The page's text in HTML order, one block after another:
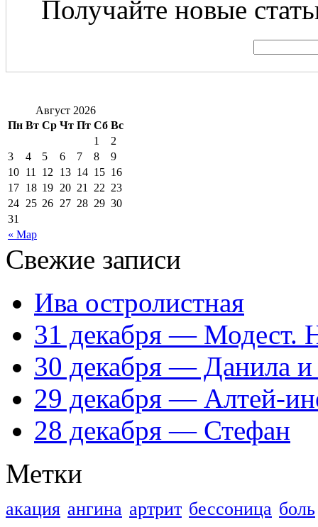
Получайте новые
Август 2026
Пн Вт Ср Чт Пт Сб Вс
« Мар
1
2
3
4 5 6 7 8
9
10 11 12 13 14 15 16
17 18 19 20 21 22 23
24 25 26 27 28 29 30
31
Свежие записи
Ива остролистная
31 декабря — Модест.
30 декабря — Данила
29 декабря — Алтей-
28 декабря — Стефан
Метки
акация ангина артрит бессоница боль